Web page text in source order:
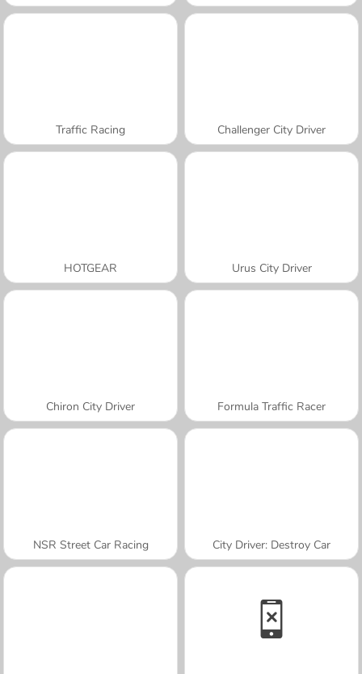
Traffic Racing Challenger City Driver
HOTGEAR Urus City Driver
Chiron City Driver Formula Traffic Racer
NSR Street Car Racing City Driver: Destroy Car